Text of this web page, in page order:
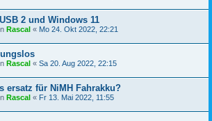
2 und Windows 11
Rascal « Mo 24. Okt 2022, 22:21
Rascal « Sa 20. Aug 2022, 22:15
ersatz für NiMH Fahrakku?
Rascal « Fr 13. Mai 2022, 11:55